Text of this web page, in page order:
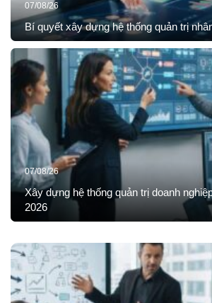
07/08/26
Bí quyết xây dựng hệ thống quản trị
07/08/26
Xây dựng hệ thống quản trị doanh
2026